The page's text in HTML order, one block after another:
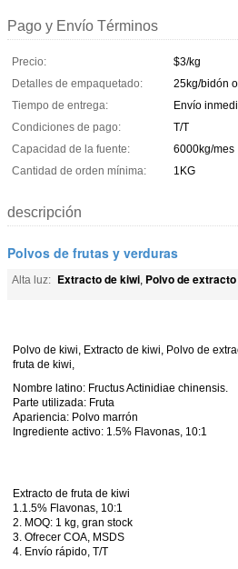
Pago y Envío Términos
Precio:
$3/kg
Detalles de empaquetado:
25kg/bidón
Tiempo de entrega:
Envío
Condiciones de pago:
T/T
Capacidad de la fuente:
6000kg/mes
Cantidad de orden mínima:
1KG
descripción
Polvos de frutas y verduras
Alta luz: Extracto de kiwi, Polvo de
Polvo de kiwi, Extracto de kiwi, Polvo de
fruta de kiwi,
Nombre latino: Fructus Actinidiae chinensis.
Parte utilizada: Fruta
Apariencia: Polvo marrón
Ingrediente activo: 1.5% Flavonas, 10:1
Extracto de fruta de kiwi
1.1.5% Flavonas, 10:1
2. MOQ: 1 kg, gran stock
3. Ofrecer COA, MSDS
4. Envío rápido, T/T